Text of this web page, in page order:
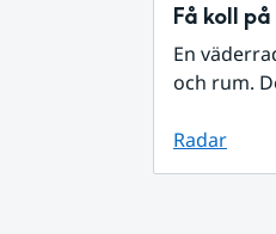
Få koll
En
och rum.
Radar